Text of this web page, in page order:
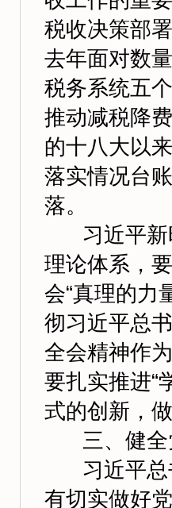
税收决策部
去年面对数
税务系统五
推动减税降
的十八大以
落实情况台
落。
习近平新
理论体系，
会“真理的力
彻习近平总
全会精神作
要扎实推进“
式的创新，
三、健全
习近平总
有切实做好